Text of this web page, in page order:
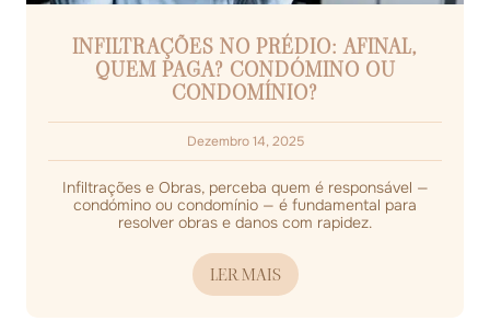
INFILTRAÇÕES NO PRÉDIO: AFINAL,
QUEM PAGA? CONDÓMINO OU
CONDOMÍNIO?
Dezembro 14, 2025
Infiltrações e Obras, perceba quem é responsável —
condómino ou condomínio — é fundamental para
resolver obras e danos com rapidez.
LER MAIS